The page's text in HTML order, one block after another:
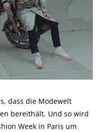
dass die Modewelt
bereithält. Und so wird
Week in Paris um